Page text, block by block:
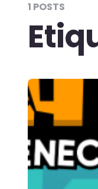
1 POSTS